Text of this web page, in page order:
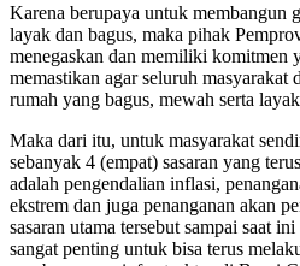
Karena berupaya untuk membangun
layak dan bagus, maka pihak
menegaskan dan memiliki komitmen
memastikan agar seluruh masyarakat
rumah yang bagus, mewah serta
Maka dari itu, untuk masyarakat
sebanyak 4 (empat) sasaran yang
adalah pengendalian inflasi,
ekstrem dan juga penanganan akan
sasaran utama tersebut sampai saat
sangat penting untuk bisa terus